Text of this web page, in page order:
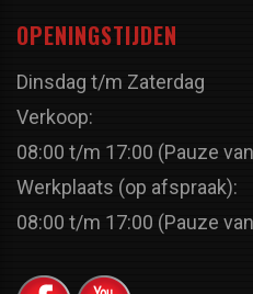
OPENINGSTIJDEN
Dinsdag t/m Zaterdag
Verkoop:
08:00 t/m 17:00 (Pauze
Werkplaats (op afspraak):
08:00 t/m 17:00 (Pauze